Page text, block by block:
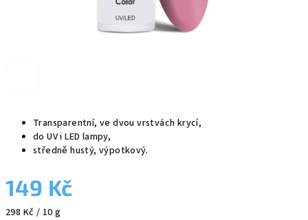
Transparentní, ve dvou vrstvách krycí,
do UV i LED lampy,
středně hustý, výpotkový.
149 Kč
Měrná
298 Kč / 10 g